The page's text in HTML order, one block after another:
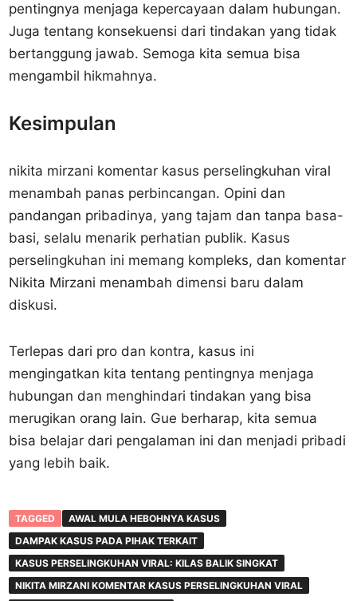
pentingnya menjaga kepercayaan dalam hubungan.
Juga tentang konsekuensi dari tindakan yang tidak
bertanggung jawab. Semoga kita semua bisa
mengambil hikmahnya.
Kesimpulan
nikita mirzani komentar kasus perselingkuhan viral
menambah panas perbincangan. Opini dan
pandangan pribadinya, yang tajam dan tanpa basa-
basi, selalu menarik perhatian publik. Kasus
perselingkuhan ini memang kompleks, dan komentar
Nikita Mirzani menambah dimensi baru dalam
diskusi.
Terlepas dari pro dan kontra, kasus ini
mengingatkan kita tentang pentingnya menjaga
hubungan dan menghindari tindakan yang bisa
merugikan orang lain. Gue berharap, kita semua
bisa belajar dari pengalaman ini dan menjadi pribadi
yang lebih baik.
TAGGED
AWAL MULA HEBOHNYA KASUS
DAMPAK KASUS PADA PIHAK TERKAIT
KASUS PERSELINGKUHAN VIRAL: KILAS BALIK SINGKAT
NIKITA MIRZANI KOMENTAR KASUS PERSELINGKUHAN VIRAL